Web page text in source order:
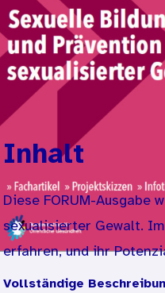
Inhalt
Diese FORUM-Ausgabe
sexualisierter Gewalt.
erfahren, und ihr
Herausforderungen
Vollständige